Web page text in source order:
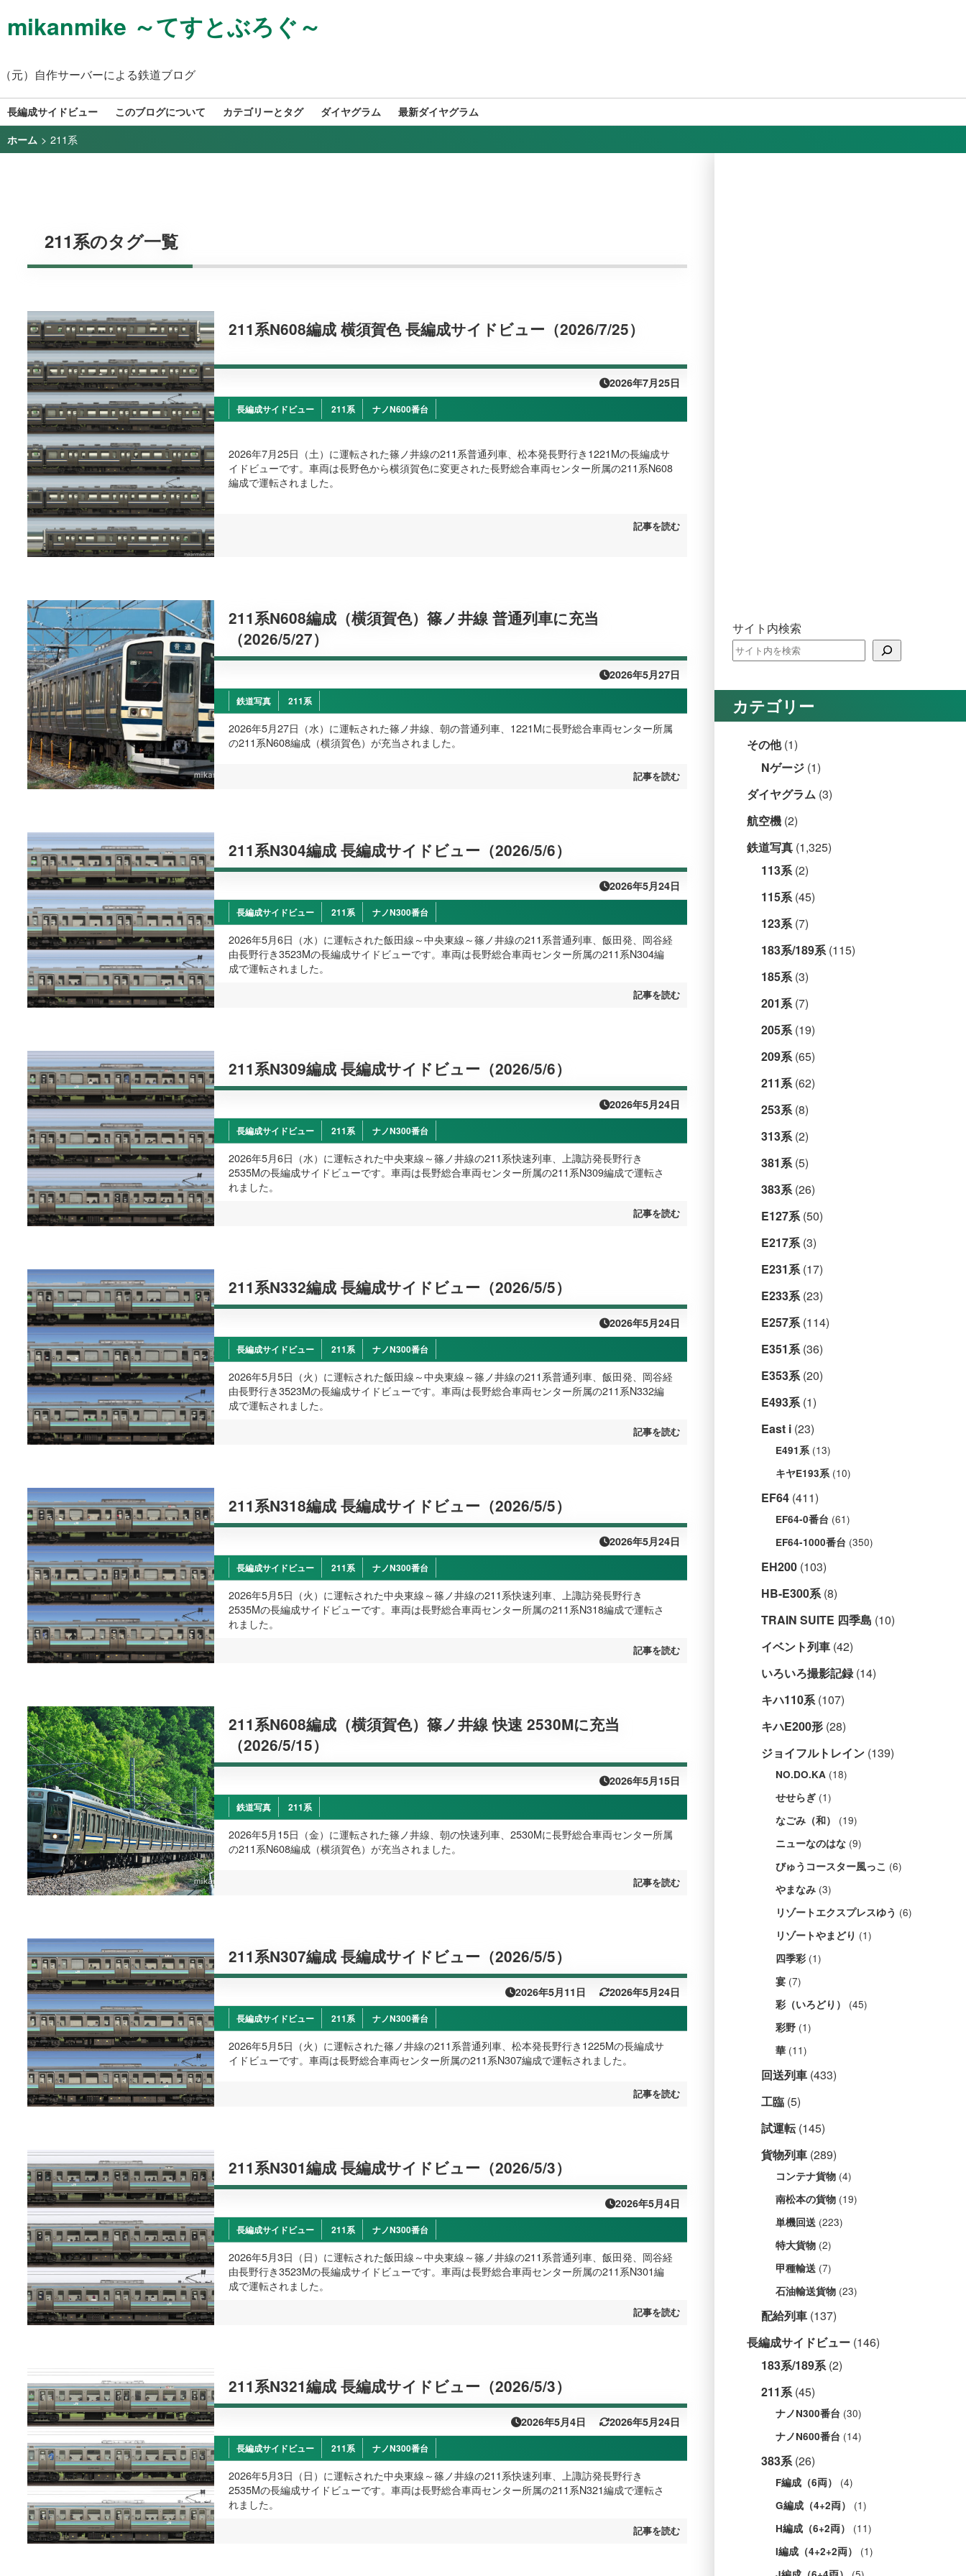
mikanmike ～てすとぶろぐ～
（元）自作サーバーによる鉄道ブログ
長編成サイドビュー このブログについて カテゴリーとタグ ダイヤグラム 最新ダイヤグラム
ホーム > 211系
211系のタグ一覧
211系N608編成 横須賀色 長編成サイドビュー（2026/7/25）
2026年7月25日
長編成サイドビュー 211系 ナノN600番台
2026年7月25日（土）に運転された篠ノ井線の211系普通列車、松本発長野行き1221Mの長編成サ
イドビューです。車両は長野色から横須賀色に変更された長野総合車両センター所属の211系N608
編成で運転されました。
記事を読む
211系N608編成（横須賀色）篠ノ井線 普通列車に充当
（2026/5/27）
2026年5月27日
鉄道写真 211系
2026年5月27日（水）に運転された篠ノ井線、朝の普通列車、1221Mに長野総合車両センター所属
の211系N608編成（横須賀色）が充当されました。
記事を読む
211系N304編成 長編成サイドビュー（2026/5/6）
2026年5月24日
長編成サイドビュー 211系 ナノN300番台
2026年5月6日（水）に運転された飯田線～中央東線～篠ノ井線の211系普通列車、飯田発、岡谷経
由長野行き3523Mの長編成サイドビューです。車両は長野総合車両センター所属の211系N304編
成で運転されました。
記事を読む
211系N309編成 長編成サイドビュー（2026/5/6）
2026年5月24日
長編成サイドビュー 211系 ナノN300番台
2026年5月6日（水）に運転された中央東線～篠ノ井線の211系快速列車、上諏訪発長野行き
2535Mの長編成サイドビューです。車両は長野総合車両センター所属の211系N309編成で運転さ
れました。
記事を読む
211系N332編成 長編成サイドビュー（2026/5/5）
2026年5月24日
長編成サイドビュー 211系 ナノN300番台
2026年5月5日（火）に運転された飯田線～中央東線～篠ノ井線の211系普通列車、飯田発、岡谷経
由長野行き3523Mの長編成サイドビューです。車両は長野総合車両センター所属の211系N332編
成で運転されました。
記事を読む
211系N318編成 長編成サイドビュー（2026/5/5）
2026年5月24日
長編成サイドビュー 211系 ナノN300番台
2026年5月5日（火）に運転された中央東線～篠ノ井線の211系快速列車、上諏訪発長野行き
2535Mの長編成サイドビューです。車両は長野総合車両センター所属の211系N318編成で運転さ
れました。
記事を読む
211系N608編成（横須賀色）篠ノ井線 快速 2530Mに充当
（2026/5/15）
2026年5月15日
鉄道写真 211系
2026年5月15日（金）に運転された篠ノ井線、朝の快速列車、2530Mに長野総合車両センター所属
の211系N608編成（横須賀色）が充当されました。
記事を読む
211系N307編成 長編成サイドビュー（2026/5/5）
2026年5月11日 2026年5月24日
長編成サイドビュー 211系 ナノN300番台
2026年5月5日（火）に運転された篠ノ井線の211系普通列車、松本発長野行き1225Mの長編成サ
イドビューです。車両は長野総合車両センター所属の211系N307編成で運転されました。
記事を読む
211系N301編成 長編成サイドビュー（2026/5/3）
2026年5月4日
長編成サイドビュー 211系 ナノN300番台
2026年5月3日（日）に運転された飯田線～中央東線～篠ノ井線の211系普通列車、飯田発、岡谷経
由長野行き3523Mの長編成サイドビューです。車両は長野総合車両センター所属の211系N301編
成で運転されました。
記事を読む
211系N321編成 長編成サイドビュー（2026/5/3）
2026年5月4日 2026年5月24日
長編成サイドビュー 211系 ナノN300番台
2026年5月3日（日）に運転された中央東線～篠ノ井線の211系快速列車、上諏訪発長野行き
2535Mの長編成サイドビューです。車両は長野総合車両センター所属の211系N321編成で運転さ
れました。
記事を読む
サイト内検索
カテゴリー
その他(1)
Nゲージ (1)
ダイヤグラム (3)
航空機 (2)
鉄道写真 (1,325)
113系(2)
115系(45)
123系(7)
183系/189系(115)
185系(3)
201系(7)
205系(19)
209系(65)
211系(62)
253系(8)
313系(2)
381系(5)
383系(26)
E127系(50)
E217系(3)
E231系(17)
E233系(23)
E257系(114)
E351系(36)
E353系(20)
E493系(1)
East i (23)
E491系(13)
キヤE193系(10)
EF64 (411)
EF64-0番台 (61)
EF64-1000番台 (350)
EH200 (103)
HB-E300系(8)
TRAIN SUITE 四季島 (10)
イベント列車 (42)
いろいろ撮影記録(14)
キハ110系(107)
キハE200形 (28)
ジョイフルトレイン (139)
NO.DO.KA (18)
せせらぎ (1)
なごみ（和） (19)
ニューなのはな (9)
びゅうコースター風っこ (6)
やまなみ (3)
リゾートエクスプレスゆう (6)
リゾートやまどり (1)
四季彩 (1)
宴 (7)
彩（いろどり） (45)
彩野 (1)
華 (11)
回送列車 (433)
工臨 (5)
試運転(145)
貨物列車 (289)
コンテナ貨物 (4)
南松本の貨物 (19)
単機回送 (223)
特大貨物 (2)
甲種輸送 (7)
石油輸送貨物 (23)
配給列車 (137)
長編成サイドビュー (146)
183系/189系(2)
211系(45)
ナノN300番台 (30)
ナノN600番台 (14)
383系(26)
F編成（6両） (4)
G編成（4+2両） (1)
H編成（6+2両） (11)
I編成（4+2+2両） (1)